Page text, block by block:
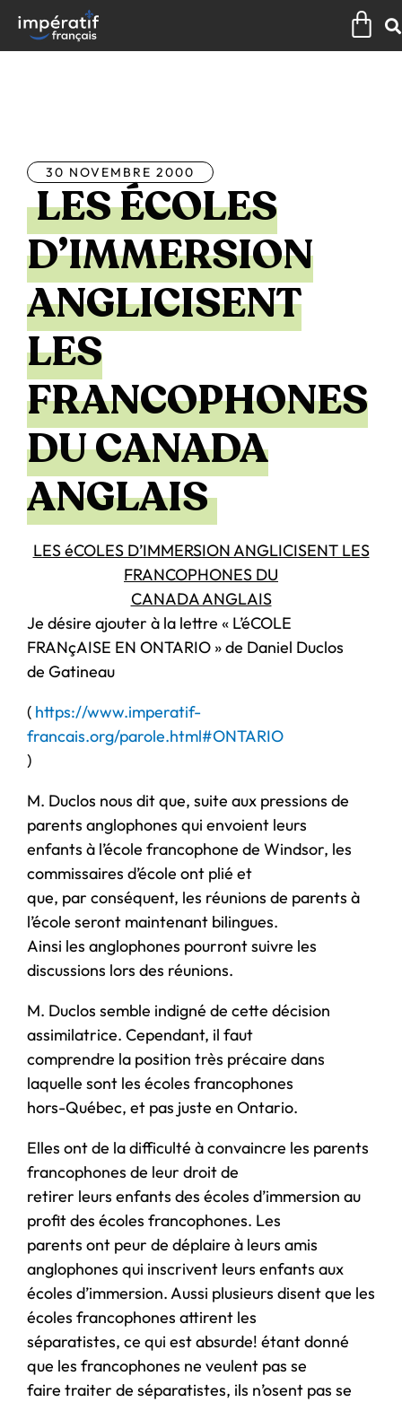
contenu
30 NOVEMBRE 2000
LES ÉCOLES
D’IMMERSION
ANGLICISENT
LES
FRANCOPHONES
DU CANADA
ANGLAIS
LES éCOLES D’IMMERSION ANGLICISENT LES
FRANCOPHONES DU
CANADA ANGLAIS
Je désire ajouter à la lettre « L’éCOLE
FRANçAISE EN ONTARIO » de Daniel Duclos
de Gatineau
( https://www.imperatif-
francais.org/parole.html#ONTARIO
)
M. Duclos nous dit que, suite aux pressions de
parents anglophones qui envoient leurs
enfants à l’école francophone de Windsor, les
commissaires d’école ont plié et
que, par conséquent, les réunions de parents à
l’école seront maintenant bilingues.
Ainsi les anglophones pourront suivre les
discussions lors des réunions.
M. Duclos semble indigné de cette décision
assimilatrice. Cependant, il faut
comprendre la position très précaire dans
laquelle sont les écoles francophones
hors-Québec, et pas juste en Ontario.
Elles ont de la difficulté à convaincre les parents
francophones de leur droit de
retirer leurs enfants des écoles d’immersion au
profit des écoles francophones. Les
parents ont peur de déplaire à leurs amis
anglophones qui inscrivent leurs enfants aux
écoles d’immersion. Aussi plusieurs disent que les
écoles francophones attirent les
séparatistes, ce qui est absurde! étant donné
que les francophones ne veulent pas se
faire traiter de séparatistes, ils n’osent pas se